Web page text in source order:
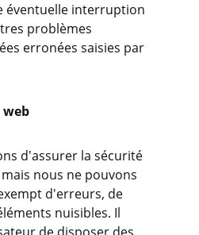
éventuelle interruption
problèmes
erronées saisies par
web
d'assurer la sécurité
nous ne pouvons
d'erreurs, de
nuisibles. Il